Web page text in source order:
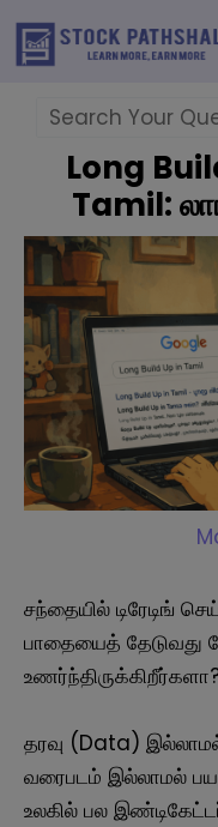
Skip
Long
Tamil:
சந்தையில் டிரேடிங்
பாதையைத் தேடுவது
தரவு (Data) இல்லாமல்
வரைபடம் இல்லாமல்
உலகில் பல